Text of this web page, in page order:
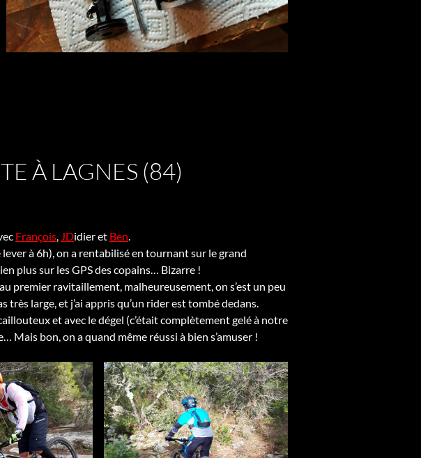
À LAGNES (84)
François, JDidier et Ben.
à 6h), on a rentabilisé en tournant sur le grand
plus sur les GPS des copains… Bizarre !
premier ravitaillement, malheureusement, on s’est un peu
très large, et j’ai appris qu’un rider est tombé dedans.
et avec le dégel (c’était complètement gelé à notre
Mais bon, on a quand même réussi à bien s’amuser !